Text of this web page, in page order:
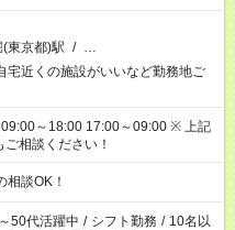
(東京都)駅 / …
近くの施設がいいなど勤務地ご
～18:00 17:00～09:00 ※ 上記
相談ください！
談OK！
50代活躍中 / シフト勤務 / 10名以